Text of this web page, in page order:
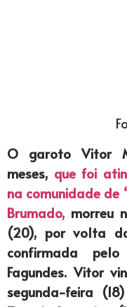
O garoto Vitor
meses, que foi
na comunidade de
Brumado, morreu
(20), por volta
confirmada
Fagundes. Vitor
segunda-feira